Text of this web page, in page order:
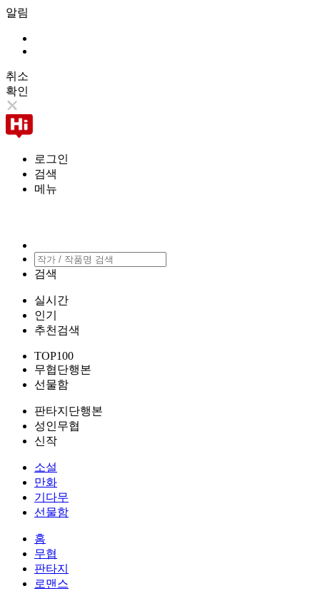
알림
취소
확인
로그인
검색
메뉴
검색
실시간
인기
추천검색
TOP100
무협단행본
선물함
판타지단행본
성인무협
신작
소설
만화
기다무
선물함
홈
무협
판타지
로맨스